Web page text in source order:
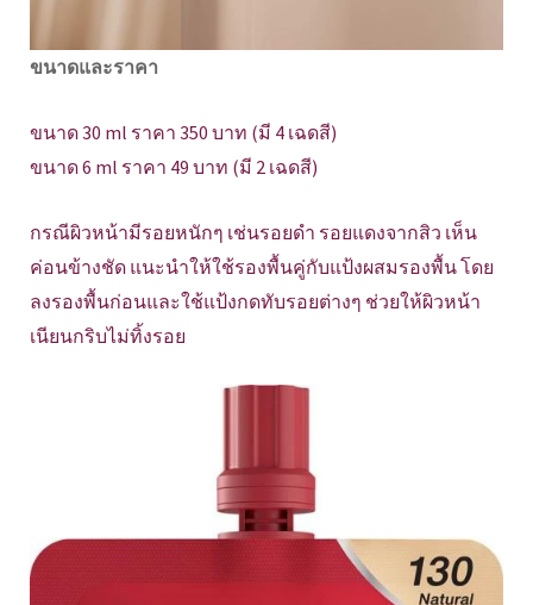
ขนาดและราคา
ขนาด 30 ml ราคา 350 บาท (มี 4 เฉดสี)
ขนาด 6 ml ราคา 49 บาท (มี 2 เฉดสี)
กรณีผิวหน้ามีรอยหนักๆ เช่นรอยดำ รอยแดงจากสิว เห็น
ค่อนข้างชัด แนะนำให้ใช้รองพื้นคู่กับแป้งผสมรองพื้น โดย
ลงรองพื้นก่อนและใช้แป้งกดทับรอยต่างๆ ช่วยให้ผิวหน้า
เนียนกริบไม่ทิ้งรอย